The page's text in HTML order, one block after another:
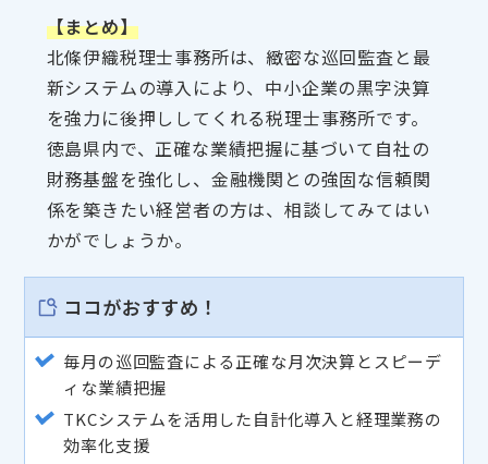
【まとめ】
北條伊織税理士事務所は、緻密な巡回監査と最
新システムの導入により、中小企業の黒字決算
を強力に後押ししてくれる税理士事務所です。
徳島県内で、正確な業績把握に基づいて自社の
財務基盤を強化し、金融機関との強固な信頼関
係を築きたい経営者の方は、相談してみてはい
かがでしょうか。
ココがおすすめ！
毎月の巡回監査による正確な月次決算とスピーデ
ィな業績把握
TKCシステムを活用した自計化導入と経理業務の
効率化支援